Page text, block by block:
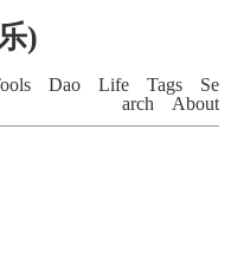
)
Dao Life Tags
Se
arch
About